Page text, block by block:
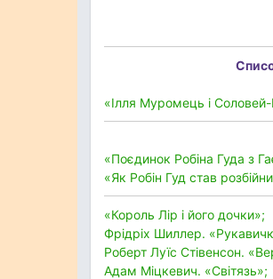
«Ілля Муромець і Соловей-
«Поєдинок Робіна Гуда з
«Як Робін Гуд став
«Король Лір і його дочки»;
Фрідріх Шиллер.
Роберт Луїс Стівенсон.
Адам Міцкевич. «Світязь»;